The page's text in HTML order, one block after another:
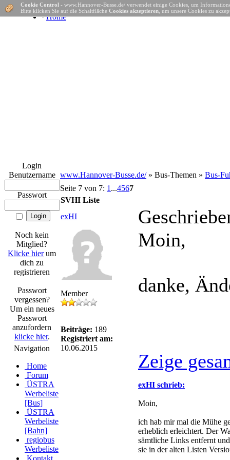
· Home
Login
Benutzername
Passwort
Noch kein
Mitglied?
Klicke hierum
dich zu
registrieren
Passwort
vergessen?
Um ein neues
Passwort
anzufordern
klicke hier.
Navigation
Home
Forum
ÜSTRA
Werbeliste
[Bus]
ÜSTRA
Werbeliste
[Bahn]
regiobus
Werbeliste
Kontakt
Cookie Control - www.Hannover-Busse.de/ verwendet einige Cookies, um
Bitte klicken Sie auf die Schaltfläche Cookies akzeptieren , um unsere Cookies zu
www.Hannover-Busse.de/» Bus-Themen » Bus-
Seite 7 von 7: 1 ...4567
SVHI Liste
exHI
Member
Beiträge: 189
Registriert am:
10.06.2015
Moin,
danke,
Zeige
exHI schrieb:
Moin,
ich hab mir mal die Mühe
erheblich erleichtert. Der
sämtliche Links entfernt
sie in der alten Listen